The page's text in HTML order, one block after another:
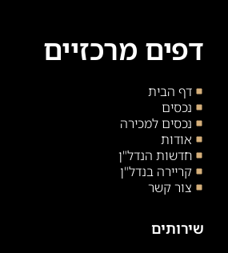
דפים מרכזיים
דף הבית
נכסים
נכסים למכירה
אודות
חדשות הנדל"ן
קריירה בנדל"ן
צור קשר
שירותים